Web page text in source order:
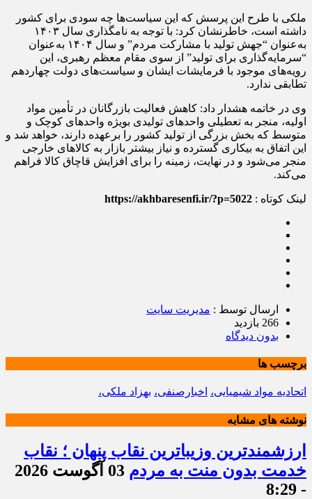
ملکی با طرح این پرسش که این سیاست‌ها چه سودی برای کشور
داشته‌ است، خاطرنشان کرد: با توجه به نامگذاری سال ۱۴۰۳
به‌عنوان “جهش تولید با مشارکت مردم” و سال ۱۴۰۴ به‌عنوان
“سرمایه‌گذاری برای تولید” از سوی مقام معظم رهبری، این
رویه‌های موجود با فرمایشات ایشان و سیاست‌های دولت چهاردهم
تطابقی ندارد.
وی در خاتمه هشدار داد: کاهش فعالیت بازرگانان در تأمین مواد
اولیه، منجر به تعطیلی واحدهای تولیدی بویژه واحدهای کوچک و
متوسط که بخش بزرگی از تولید کشور را برعهده دارند، خواهد شد و
این اتفاق به بیکاری گسترده و نیاز بیشتر بازار به کالاهای خارجی
منجر می‌شود و در نهایت، زمینه را برای افزایش قاچاق کالا فراهم
می‌کند.
لینک کوتاه : https://akhbaresenfi.ir/?p=5022
ارسال توسط : مدیریت سایت
266 بازدید
بدون دیدگاه
برچسب ها
اتحادیه مواد شیمیایی، اخبارصنفی، بهزاد ملکی،
نوشته های مشابه
ارزشمندترین وزیباترین نقاب پنهان ؛ نقاب
خدمت بدون منت به مردم
03 آگوست 2026
- 8:29